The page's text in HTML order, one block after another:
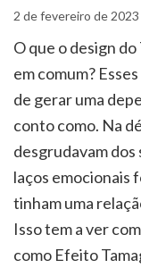
2 de fevereiro de 2023
O que o design
em comum?
de gerar uma
conto como. Na
desgrudavam
laços emocionais
tinham uma
Isso tem a ver
como Efeito